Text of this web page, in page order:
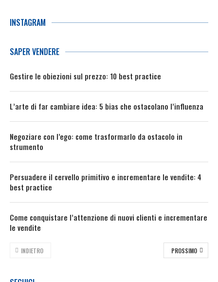
INSTAGRAM
SAPER VENDERE
Gestire le obiezioni sul prezzo: 10 best practice
L’arte di far cambiare idea: 5 bias che ostacolano l’influenza
Negoziare con l’ego: come trasformarlo da ostacolo in
strumento
Persuadere il cervello primitivo e incrementare le vendite: 4
best practice
Come conquistare l’attenzione di nuovi clienti e incrementare
le vendite
INDIETRO PROSSIMO